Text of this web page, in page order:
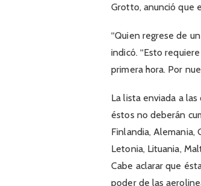
Grotto, anunció que
“Quien regrese de
indicó. “Esto
primera hora. Por
La lista enviada a
éstos no deberán
Finlandia, Alemania,
Letonia, Lituania,
Cabe aclarar que
poder de las